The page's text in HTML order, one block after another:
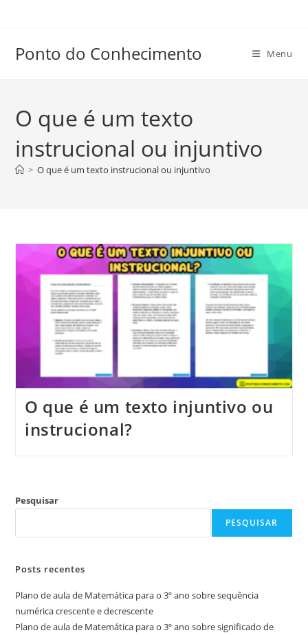
conteúdo
Ponto do Conhecimento Menu
O que é um texto
instrucional ou injuntivo
> O que é um texto instrucional ou injuntivo
O que é um texto injuntivo ou
instrucional?
Pesquisar
PESQUISAR
Posts recentes
Plano de aula de Matemática para o 3º ano sobre sequência
numérica crescente e decrescente
Plano de aula de Matemática para o 3º ano sobre significado de